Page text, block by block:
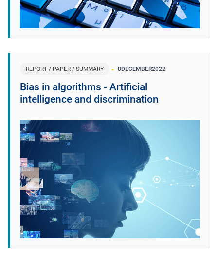
REPORT / PAPER / SUMMARY 8DECEMBER2022
Bias in algorithms - Artificial
intelligence and discrimination